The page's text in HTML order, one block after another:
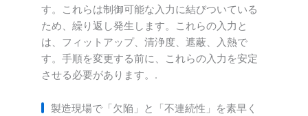
す。これらは制御可能な入力に結びついている
ため、繰り返し発生します。これらの入力と
は、フィットアップ、清浄度、遮蔽、入熱で
す。手順を変更する前に、これらの入力を安定
させる必要があります。.
製造現場で「欠陥」と「不連続性」を素早く